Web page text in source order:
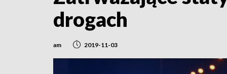
drogach
am 2019-11-03